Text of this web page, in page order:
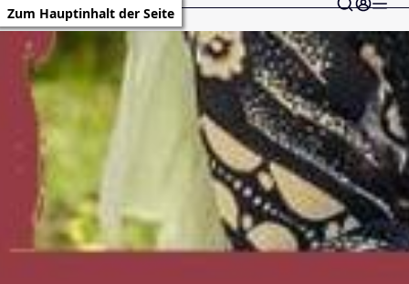
Zum Hauptinhalt der Seite